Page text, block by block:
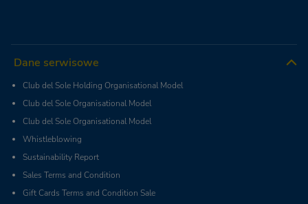
Dane serwisowe
Club del Sole Holding Organisational Model
Club del Sole Organisational Model
Club del Sole Organisational Model
Whistleblowing
Sustainability Report
Sales Terms and Condition
Gift Cards Terms and Condition Sale